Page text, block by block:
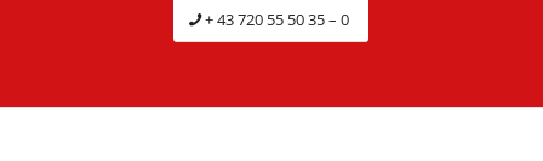
+ 43 720 55 50 35 – 0